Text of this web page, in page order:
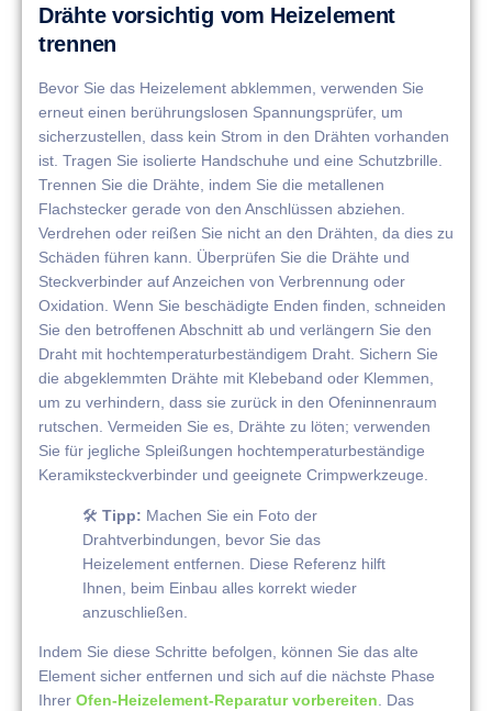
Drähte vorsichtig vom Heizelement
trennen
Bevor Sie das Heizelement abklemmen, verwenden Sie
erneut einen berührungslosen Spannungsprüfer, um
sicherzustellen, dass kein Strom in den Drähten vorhanden
ist. Tragen Sie isolierte Handschuhe und eine Schutzbrille.
Trennen Sie die Drähte, indem Sie die metallenen
Flachstecker gerade von den Anschlüssen abziehen.
Verdrehen oder reißen Sie nicht an den Drähten, da dies zu
Schäden führen kann. Überprüfen Sie die Drähte und
Steckverbinder auf Anzeichen von Verbrennung oder
Oxidation. Wenn Sie beschädigte Enden finden, schneiden
Sie den betroffenen Abschnitt ab und verlängern Sie den
Draht mit hochtemperaturbeständigem Draht. Sichern Sie
die abgeklemmten Drähte mit Klebeband oder Klemmen,
um zu verhindern, dass sie zurück in den Ofeninnenraum
rutschen. Vermeiden Sie es, Drähte zu löten; verwenden
Sie für jegliche Spleißungen hochtemperaturbeständige
Keramiksteckverbinder und geeignete Crimpwerkzeuge.
🛠️ Tipp: Machen Sie ein Foto der
Drahtverbindungen, bevor Sie das
Heizelement entfernen. Diese Referenz hilft
Ihnen, beim Einbau alles korrekt wieder
anzuschließen.
Indem Sie diese Schritte befolgen, können Sie das alte
Element sicher entfernen und sich auf die nächste Phase
Ihrer Ofen-Heizelement-Reparatur vorbereiten . Das